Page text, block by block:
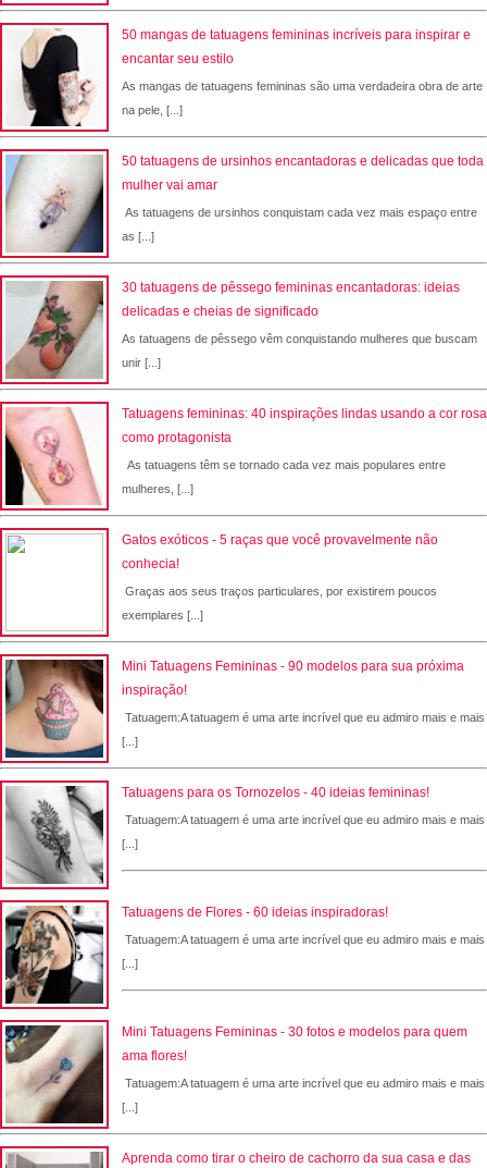
50 mangas de tatuagens femininas incríveis para inspirar e
encantar seu estilo
As mangas de tatuagens femininas são uma verdadeira obra de arte
na pele, [...]
50 tatuagens de ursinhos encantadoras e delicadas que toda
mulher vai amar
As tatuagens de ursinhos conquistam cada vez mais espaço entre
as [...]
30 tatuagens de pêssego femininas encantadoras: ideias
delicadas e cheias de significado
As tatuagens de pêssego vêm conquistando mulheres que buscam
unir [...]
Tatuagens femininas: 40 inspirações lindas usando a cor rosa
como protagonista
As tatuagens têm se tornado cada vez mais populares entre
mulheres, [...]
Gatos exóticos - 5 raças que você provavelmente não
conhecia!
Graças aos seus traços particulares, por existirem poucos
exemplares [...]
Mini Tatuagens Femininas - 90 modelos para sua próxima
inspiração!
Tatuagem:A tatuagem é uma arte incrível que eu admiro mais e mais
[...]
Tatuagens para os Tornozelos - 40 ideias femininas!
Tatuagem:A tatuagem é uma arte incrível que eu admiro mais e mais
[...]
Tatuagens de Flores - 60 ideias inspiradoras!
Tatuagem:A tatuagem é uma arte incrível que eu admiro mais e mais
[...]
Mini Tatuagens Femininas - 30 fotos e modelos para quem
ama flores!
Tatuagem:A tatuagem é uma arte incrível que eu admiro mais e mais
[...]
Aprenda como tirar o cheiro de cachorro da sua casa e das